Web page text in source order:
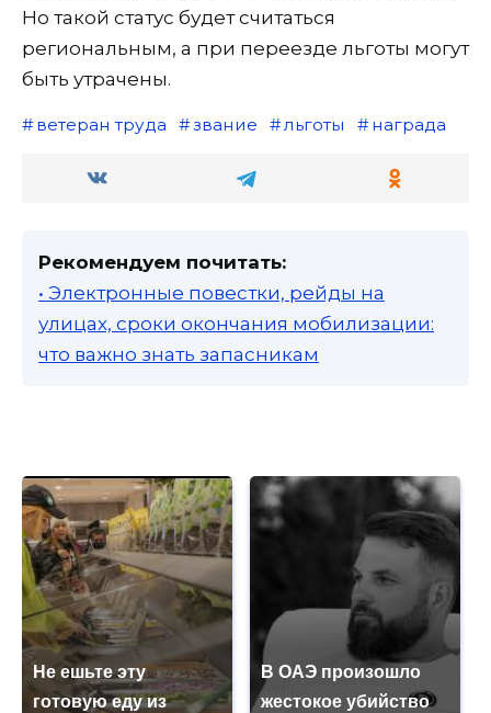
Но такой статус будет считаться
региональным, а при переезде льготы могут
быть утрачены.
ветеран труда звание льготы награда
Рекомендуем почитать:
• Электронные повестки, рейды на
улицах, сроки окончания мобилизации:
что важно знать запасникам
Не ешьте эту
готовую еду из
В ОАЭ произошло
жестокое убийство